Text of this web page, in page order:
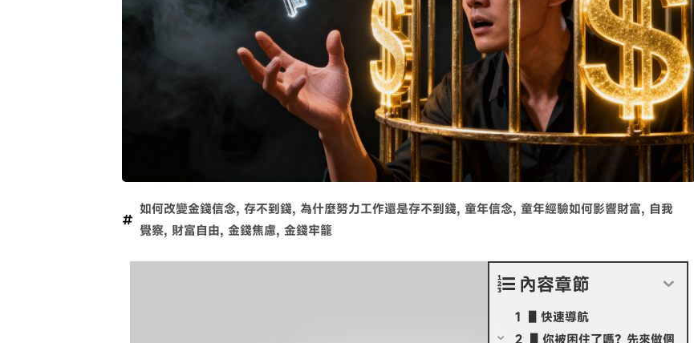
如何改變金錢信念, 存不到錢, 為什麼努力工作還是存不到錢, 童年信念, 童年經驗如何影響財富, 自我
覺察, 財富自由, 金錢焦慮, 金錢牢籠
內容章節
▋快速導航
▋你被困住了嗎？先來做個